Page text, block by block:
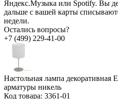
Яндекс.Музыка или Spotify. Вы
дальше с вашей карты
недели.
Остались вопросы?
+7 (499) 229-41-00
Настольная лампа декоративная
арматуры никель
Код товара: 3361-01